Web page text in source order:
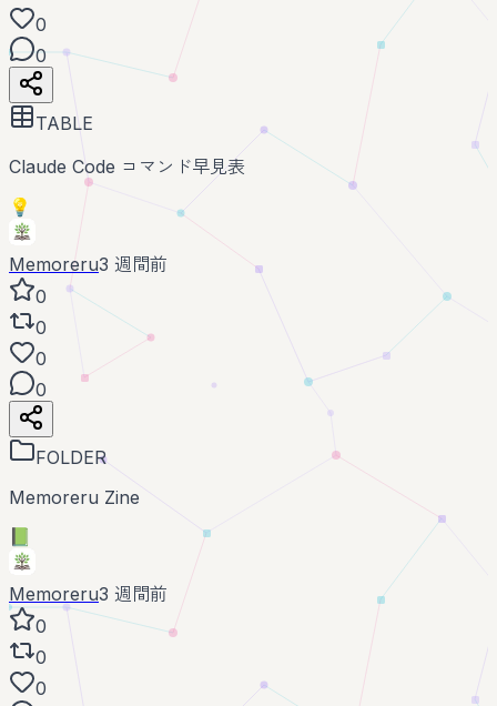
0
0
TABLE
Claude Code コマンド早見表
💡
Memoreru3 週間前
0
0
0
0
FOLDER
Memoreru Zine
📗
Memoreru3 週間前
0
0
0